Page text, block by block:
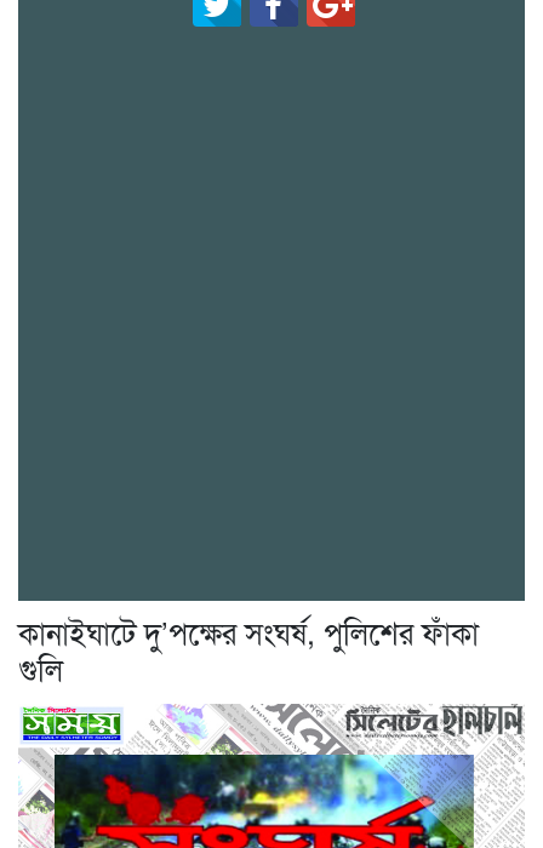
কানাইঘাটে দু’পক্ষের সংঘর্ষ, পুলিশের ফাঁকা
গুলি